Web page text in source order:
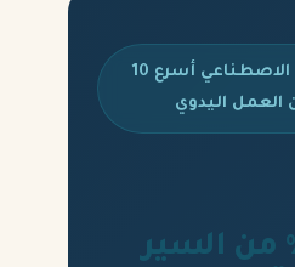
منشئ الذكاء الاصطناعي أسرع 10
العمل اليدوي
2% من السير